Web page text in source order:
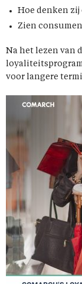
Hoe denken zij
Zien
Na het lezen van
voor langere